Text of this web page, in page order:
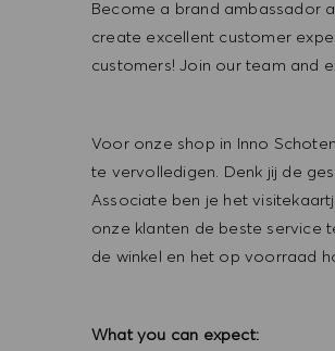
Become a brand ambassador
create excellent customer
customers! Join our team and
Voor onze shop in Inno
te vervolledigen. Denk jij de
Associate ben je het
onze klanten de beste service
de winkel en het op voorraad
What you can expect: